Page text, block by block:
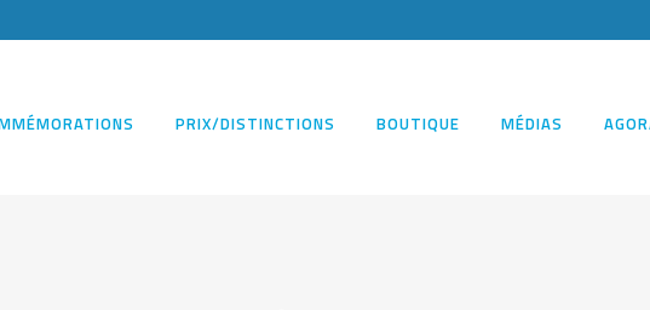
PRIX/DISTINCTIONS BOUTIQUE MÉDIAS